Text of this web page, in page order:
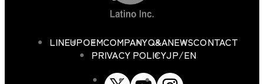
LINEUPOEMCOMPANYQ&ANEWSCONTACT
PRIVACY POLICYJP/EN